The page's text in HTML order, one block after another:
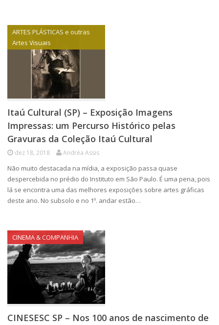
ARTES PLÁSTICAS e outras
Artes Visuais
Itaú Cultural (SP) – Exposição Imagens
Impressas: um Percurso Histórico pelas
Gravuras da Coleção Itaú Cultural
dez 18, 2018 Andréa Assis
Não muito destacada na mídia, a exposição passa quase
despercebida no prédio do Instituto em São Paulo. É uma pena, pois
lá se encontra uma das melhores exposições sobre artes gráficas
deste ano. No subsolo e no 1º. andar estão…
CINEMA & COMPANHIA
CINESESC SP – Nos 100 anos de nascimento de